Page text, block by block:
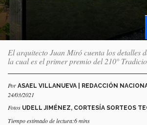
El arquitecto Juan Miró cuenta los detalles
la cual es el primer premio del 210°
Por ASAEL VILLANUEVA | REDACCIÓN
24/03/2021
Fotos UDELL JIMÉNEZ, CORTESÍA SORTEOS
Tiempo estimado de lectura:6 mins